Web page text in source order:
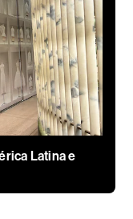
Latina e